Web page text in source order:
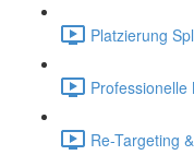
Platzierung
Re-Targeting